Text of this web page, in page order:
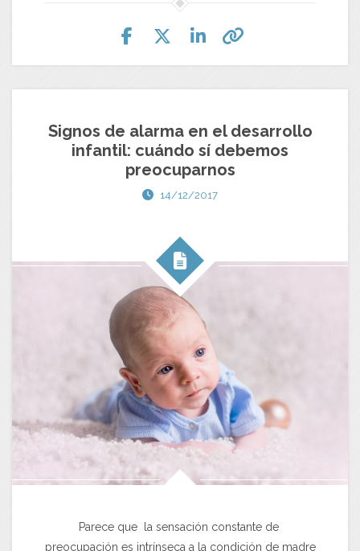
Signos de alarma en el desarrollo
infantil: cuándo sí debemos
preocuparnos
14/12/2017
Parece que la sensación constante de
preocupación es intrínseca a la condición de madre